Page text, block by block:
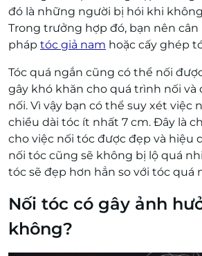
đó là những người bị hói khi
Trong trưởng hợp đó, bạn nên
pháp tóc giả nam hoặc cấy ghép
Tóc quá ngắn cũng có thể nối
gây khó khăn cho quá trình nối và
nối. Vì vậy bạn có thể suy xét việc
chiều dài tóc ít nhất 7 cm. Đây là
cho việc nối tóc được đẹp và hiệu
nối tóc cũng sẽ không bị lộ quá
tóc sẽ đẹp hơn hẳn so với tóc quá
Nối tóc có gây ảnh
không?